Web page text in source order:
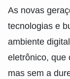
As novas
tecnologias e
ambiente
eletrônico, que
mas sem a